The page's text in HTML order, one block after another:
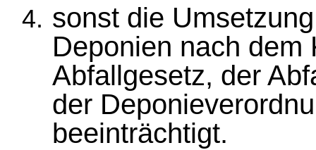
sonst die
Deponien nach
Abfallgesetz, der
der
beeinträchtigt.